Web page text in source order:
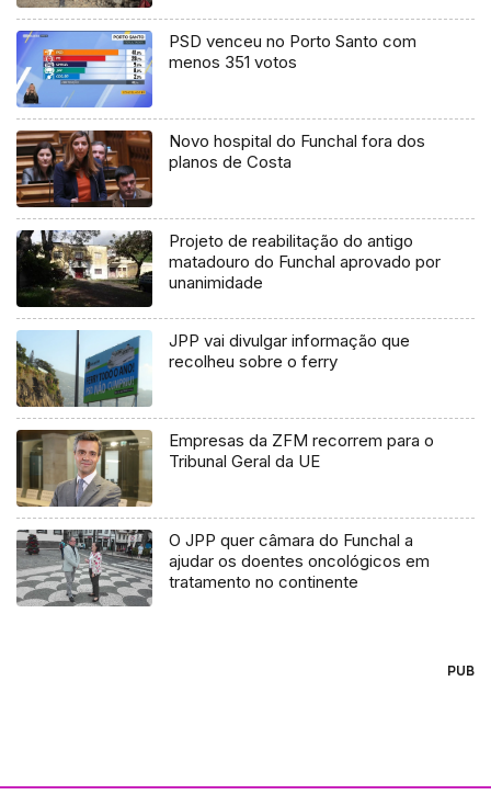
PSD venceu no Porto Santo com
menos 351 votos
Novo hospital do Funchal fora dos
planos de Costa
Projeto de reabilitação do antigo
matadouro do Funchal aprovado por
unanimidade
JPP vai divulgar informação que
recolheu sobre o ferry
Empresas da ZFM recorrem para o
Tribunal Geral da UE
O JPP quer câmara do Funchal a
ajudar os doentes oncológicos em
tratamento no continente
PUB